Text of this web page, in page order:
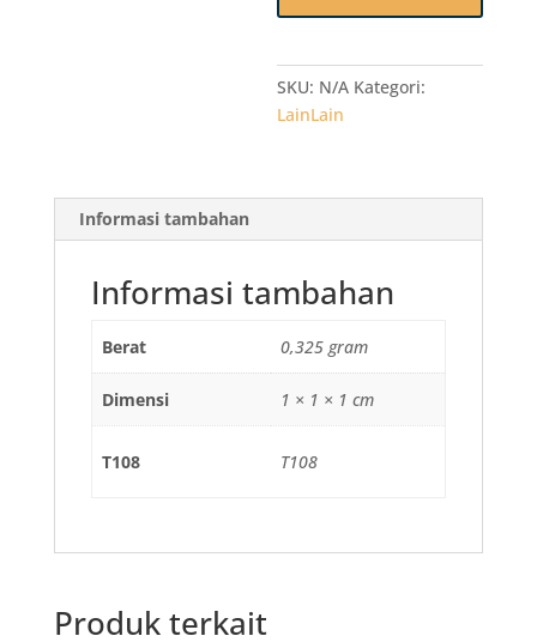
isi
100
Grade
SKU: N/A Kategori:
LainLain
Informasi tambahan
Informasi tambahan
Berat 0,325 gram
Dimensi 1 × 1 × 1 cm
T108 T108
Produk terkait